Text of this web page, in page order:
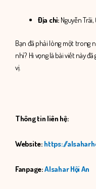
Địa chỉ: Nguyễn
Bạn đã phải lòng một trong
nhỉ? Hi vọng là bài viết này
vị.
Thông tin liên hệ:
Website: https://
Fanpage:Alsahar Hội An